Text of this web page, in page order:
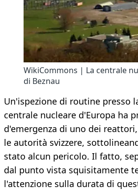
WikiCommons | La centrale
di Beznau
Un'ispezione di routine presso
centrale nucleare d'Europa ha
d'emergenza di uno dei
le autorità svizzere,
stato alcun pericolo. Il fatto,
dal punto vista squisitamente
l'attenzione sulla durata di